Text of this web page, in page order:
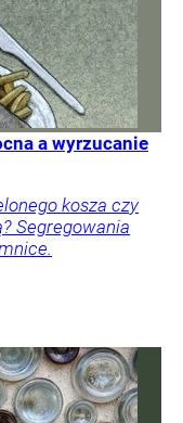
a wyrzucanie
kosza czy
Segregowania